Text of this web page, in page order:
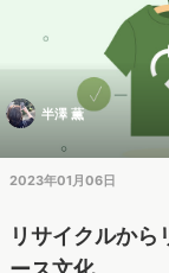
半澤 薫
2023年01月06日
リサイクルから